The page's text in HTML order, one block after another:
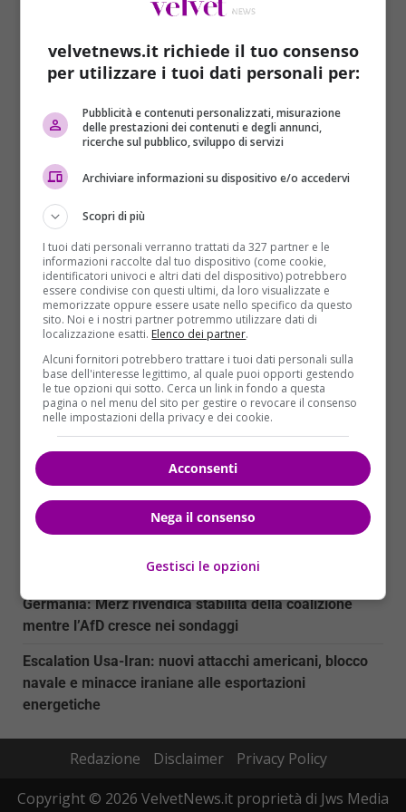
Cronaca Primo Piano
Shoah, Giorno della Memoria. “Ricordare lo
sterminio degli ebrei contro ogni razzismo”
Domenico Coviello
Per il Giorno della Memoria, oggi 27 gennaio,
concerti, convegni, spettacoli, mostre ed eventi
sportivi in tuta...
Read More
ARTICOLI RECENTI
Myanmar: nove attivisti condannati a 37 anni di
carcere per proteste contro elezioni militari
Trump Media sotto inchiesta: la SEC indaga sulla
vendita accelerata della Truth API
Germania: Merz rivendica stabilità della coalizione
mentre l’AfD cresce nei sondaggi
Escalation Usa-Iran: nuovi attacchi americani, blocco
navale e minacce iraniane alle esportazioni
energetiche
Redazione Disclaimer
Privacy Policy
Copyright © 2026 VelvetNews.it proprietà di Jws Media
velvetnews.it richiede il tuo consenso
per utilizzare i tuoi dati personali per:
Pubblicità e contenuti personalizzati, misurazione
delle prestazioni dei contenuti e degli annunci,
ricerche sul pubblico, sviluppo di servizi
Archiviare informazioni su dispositivo e/o accedervi
Scopri di più
I tuoi dati personali verranno trattati da 327 partner e le
informazioni raccolte dal tuo dispositivo (come cookie,
identificatori univoci e altri dati del dispositivo) potrebbero
essere condivise con questi ultimi, da loro visualizzate e
memorizzate oppure essere usate nello specifico da questo
sito. Noi e i nostri partner potremmo utilizzare dati di
localizzazione esatti. Elenco dei partner.
Alcuni fornitori potrebbero trattare i tuoi dati personali sulla
base dell'interesse legittimo, al quale puoi opporti gestendo
le tue opzioni qui sotto. Cerca un link in fondo a questa
pagina o nel menu del sito per gestire o revocare il consenso
nelle impostazioni della privacy e dei cookie.
Acconsenti
Nega il consenso
Gestisci le opzioni